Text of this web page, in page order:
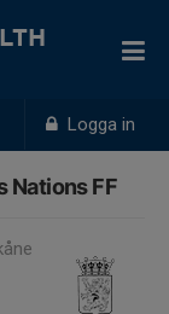
Logga in
Nations FF